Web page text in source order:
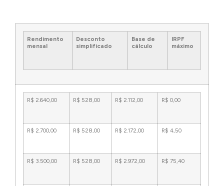
Rendimento
mensal
Desconto
simplificado
Base de
cálculo
IRPF
máximo
R$ 2.640,00 R$ 528,00 R$ 2.112,00 R$ 0,00
R$ 2.700,00 R$ 528,00 R$ 2.172,00 R$ 4,50
R$ 3.500,00 R$ 528,00 R$ 2.972,00 R$ 75,40